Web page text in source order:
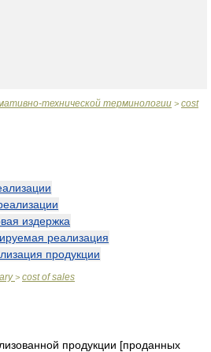
технической терминологии > cost
издержка
реализация
продукции
> cost of sales
продукции [проданных